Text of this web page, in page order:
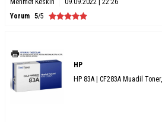
Yorum 5/5
HP
HP 83A | CF283A Muadil